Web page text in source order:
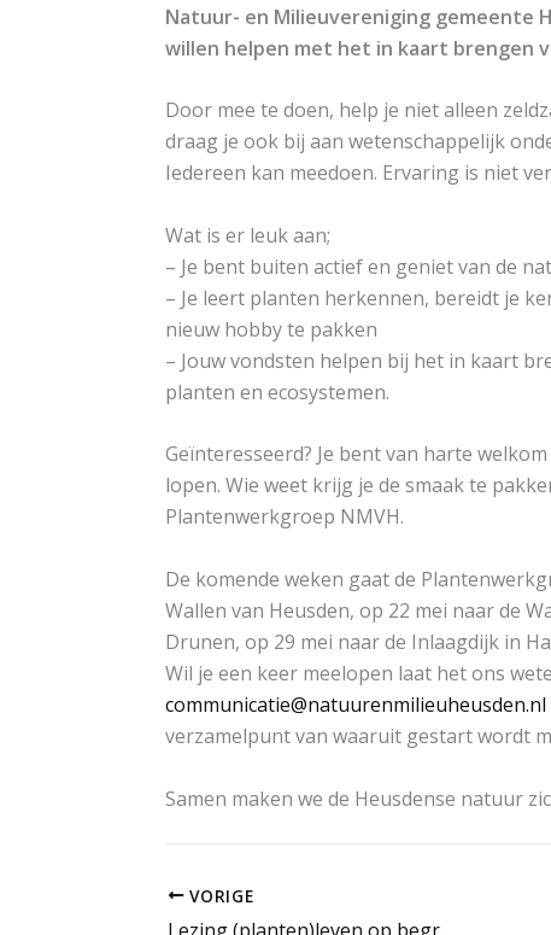
Natuur- en Milieuvereniging gemeente
willen helpen met het in kaart brengen
Door mee te doen, help je niet alleen
draag je ook bij aan wetenschappelijk
Iedereen kan meedoen. Ervaring is niet
Wat is er leuk aan;
– Je bent buiten actief en geniet van de
– Je leert planten herkennen, bereidt je
nieuw hobby te pakken
– Jouw vondsten helpen bij het in kaart
planten en ecosystemen.
Geïnteresseerd? Je bent van harte
lopen. Wie weet krijg je de smaak te
Plantenwerkgroep NMVH.
De komende weken gaat de
Wallen van Heusden, op 22 mei naar de
Drunen, op 29 mei naar de Inlaagdijk in
Wil je een keer meelopen laat het ons
communicatie@natuurenmilieuheusden.nl
verzamelpunt van waaruit gestart wordt
Samen maken we de Heusdense natuur
VORIGE